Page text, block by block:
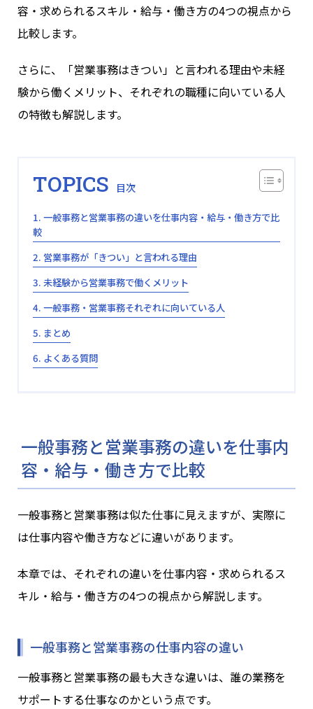
容・求められるスキル・給与・働き方の4つの視点から
比較します。
さらに、「営業事務はきつい」と言われる理由や未経
験から働くメリット、それぞれの職種に向いている人
の特徴も解説します。
TOPICS
一般事務と営業事務の違いを仕事内容・給与・働き方で比
較
営業事務が「きつい」と言われる理由
未経験から営業事務で働くメリット
一般事務・営業事務それぞれに向いている人
まとめ
よくある質問
一般事務と営業事務の違いを仕事内
容・給与・働き方で比較
一般事務と営業事務は似た仕事に見えますが、実際に
は仕事内容や働き方などに違いがあります。
本章では、それぞれの違いを仕事内容・求められるス
キル・給与・働き方の4つの視点から解説します。
一般事務と営業事務の仕事内容の違い
一般事務と営業事務の最も大きな違いは、誰の業務を
サポートする仕事なのかという点です。